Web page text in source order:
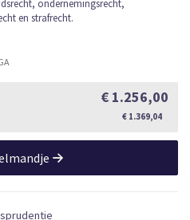
ondernemingsrecht,
en strafrecht.
€ 1.256,00
€ 1.369,04